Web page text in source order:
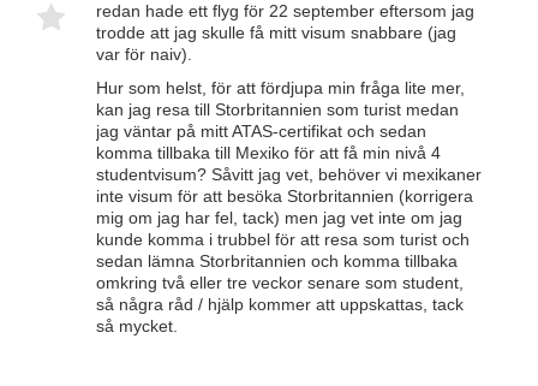
redan hade ett flyg för 22 september eftersom jag
trodde att jag skulle få mitt visum snabbare (jag
var för naiv).
Hur som helst, för att fördjupa min fråga lite mer,
kan jag resa till Storbritannien som turist medan
jag väntar på mitt ATAS-certifikat och sedan
komma tillbaka till Mexiko för att få min nivå 4
studentvisum? Såvitt jag vet, behöver vi mexikaner
inte visum för att besöka Storbritannien (korrigera
mig om jag har fel, tack) men jag vet inte om jag
kunde komma i trubbel för att resa som turist och
sedan lämna Storbritannien och komma tillbaka
omkring två eller tre veckor senare som student,
så några råd / hjälp kommer att uppskattas, tack
så mycket.